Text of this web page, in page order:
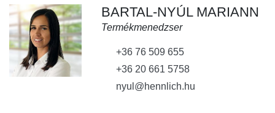
BARTAL-NYÚL MARIANN
Termékmenedzser
+36 76 509 655
+36 20 661 5758
nyul@hennlich.hu